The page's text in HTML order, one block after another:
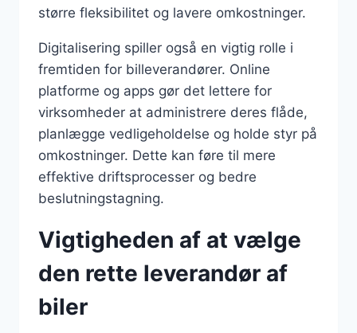
større fleksibilitet og lavere omkostninger.
Digitalisering spiller også en vigtig rolle i
fremtiden for billeverandører. Online
platforme og apps gør det lettere for
virksomheder at administrere deres flåde,
planlægge vedligeholdelse og holde styr på
omkostninger. Dette kan føre til mere
effektive driftsprocesser og bedre
beslutningstagning.
Vigtigheden af at vælge
den rette leverandør af
biler